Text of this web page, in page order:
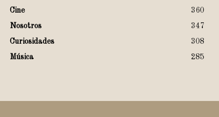
Cine
360
Nosotros
347
Curiosidades
308
Música
285